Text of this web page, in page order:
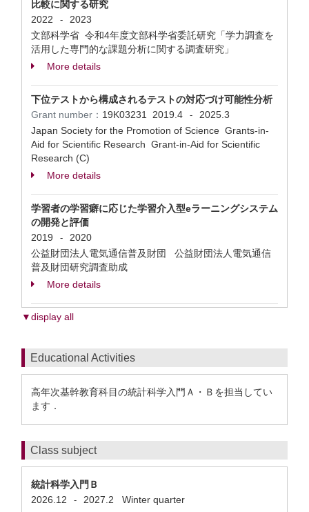
比較に関する研究
2022
-
2023
文部科学省 令和4年度文部科学省委託研究「学力調査を
活用した専門的な課題分析に関する調査研究」
More details
下位テストから構成されるテストの対応づけ可能性分析
Grant number： 19K03231 2019.4 -
2025.3
Japan Society for the Promotion of Science Grants-in-
Aid for Scientific Research Grant-in-Aid for Scientific
Research (C)
More details
学習者の学習癖に応じた学習介入型eラーニングシステム
の開発と評価
2019
-
2020
公益財団法人電気通信普及財団 公益財団法人電気通信
普及財団研究調査助成
More details
▼display all
Educational Activities
高年次基幹教育科目の統計科学入門Ａ・Ｂを担当してい
ます．
Class subject
統計科学入門Ｂ
2026.12
- 2027.2 Winter quarter